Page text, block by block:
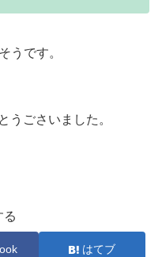
うです。
うごさいました。
る
はてブ